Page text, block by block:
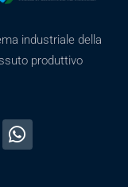
industriale della
produttivo